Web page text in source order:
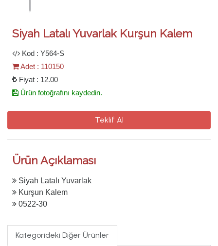
Siyah Latalı Yuvarlak Kurşun Kalem
Kod : Y564-S
Adet : 110150
Fiyat : 12.00
Ürün fotoğrafını kaydedin.
Teklif Al
Ürün Açıklaması
Siyah Latalı Yuvarlak
Kurşun Kalem
0522-30
Kategorideki Diğer Ürünler